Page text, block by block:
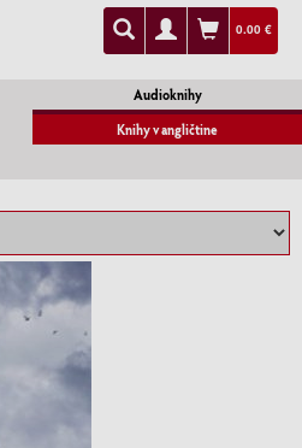
0.00 €
Audioknihy
Knihy v angličtine